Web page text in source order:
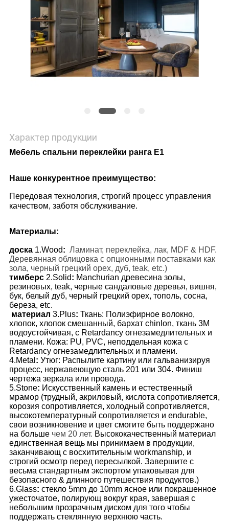
Характер продукции
Мебель спальни переклейки ранга E1
Наше конкурентное преимущество:
Передовая технология, строгий процесс управления
качеством, заботя обслуживание.
Материалы:
доска1.Wood: Ламинат, переклейка, лак, MDF & HDF.
Деревянная облицовка с опционными поставками как
зола, черный грецкий орех, дуб, teak, etc.)
тимберс2.Solid: Manchurian древесина золы,
резиновых, teak, черные сандаловые деревья, вишня,
бук, белый дуб, черный грецкий орех, тополь, сосна,
береза, etc.
материал 3.Plus: Ткань: Полиэфирное волокно,
хлопок, хлопок смешанный, бархат chinlon, ткань 3M
водоустойчивая, с Retardancy огнезамедлительных и
пламени. Кожа: PU, PVC, неподдельная кожа с
Retardancy огнезамедлительных и пламени.
4.Metal : Утюг: Распылите картину или гальванизируя
процесс, нержавеющую сталь 201 или 304. Финиш
чертежа зеркала или провода.
5.Stone: Искусственный камень и естественный
мрамор (трудный, акриловый, кислота сопротивляется,
корозия сопротивляется, холодный сопротивляется,
высокотемпературный сопротивляется и endurable,
свои возникновение и цвет смогите быть поддержано
на большечем 20 лет. Высококачественный материал
единственная вещь мы принимаем в продукции,
заканчивающ с восхитительным workmanship, и
строгий осмотр перед пересылкой. Завершите с
весьма стандартным экспортом упаковывая для
безопасного & длинного путешествия продуктов.)
6.Glass: стекло 5mm до 10mm ясное или покрашенное
ужесточатое, полирующ вокруг края, завершая с
небольшим прозрачным диском для того чтобы
поддержать стеклянную верхнюю часть.